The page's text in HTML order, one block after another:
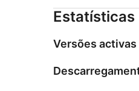
Estatísticas
Versões activas